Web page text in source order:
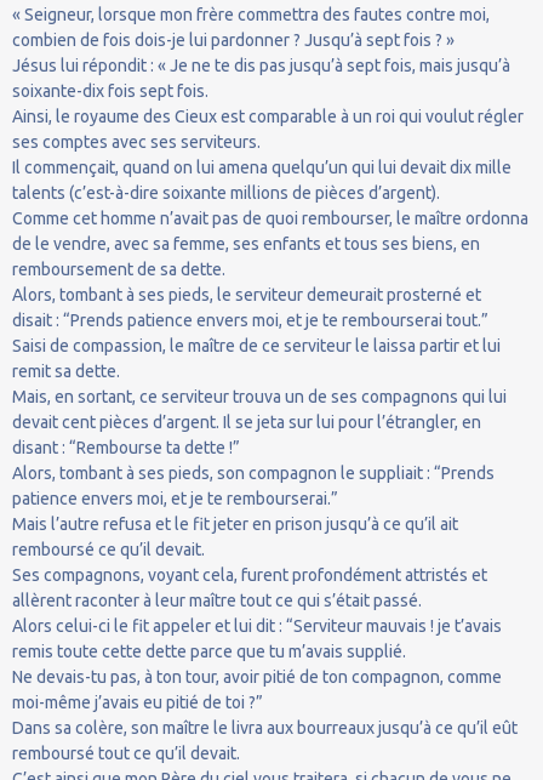
« Seigneur, lorsque mon frère commettra des fautes contre moi,
combien de fois dois-je lui pardonner ? Jusqu’à sept fois ? »
Jésus lui répondit : « Je ne te dis pas jusqu’à sept fois, mais jusqu’à
soixante-dix fois sept fois.
Ainsi, le royaume des Cieux est comparable à un roi qui voulut régler
ses comptes avec ses serviteurs.
Il commençait, quand on lui amena quelqu’un qui lui devait dix mille
talents (c’est-à-dire soixante millions de pièces d’argent).
Comme cet homme n’avait pas de quoi rembourser, le maître ordonna
de le vendre, avec sa femme, ses enfants et tous ses biens, en
remboursement de sa dette.
Alors, tombant à ses pieds, le serviteur demeurait prosterné et
disait : “Prends patience envers moi, et je te rembourserai tout.”
Saisi de compassion, le maître de ce serviteur le laissa partir et lui
remit sa dette.
Mais, en sortant, ce serviteur trouva un de ses compagnons qui lui
devait cent pièces d’argent. Il se jeta sur lui pour l’étrangler, en
disant : “Rembourse ta dette !”
Alors, tombant à ses pieds, son compagnon le suppliait : “Prends
patience envers moi, et je te rembourserai.”
Mais l’autre refusa et le fit jeter en prison jusqu’à ce qu’il ait
remboursé ce qu’il devait.
Ses compagnons, voyant cela, furent profondément attristés et
allèrent raconter à leur maître tout ce qui s’était passé.
Alors celui-ci le fit appeler et lui dit : “Serviteur mauvais ! je t’avais
remis toute cette dette parce que tu m’avais supplié.
Ne devais-tu pas, à ton tour, avoir pitié de ton compagnon, comme
moi-même j’avais eu pitié de toi ?”
Dans sa colère, son maître le livra aux bourreaux jusqu’à ce qu’il eût
remboursé tout ce qu’il devait.